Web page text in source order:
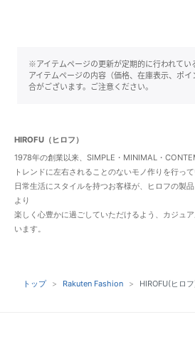
※アイテムページの更新が定期的に行われてい
アイテムページの内容（価格、在庫表示、ポ
合がございます。ご注意ください。
HIROFU（ヒロフ）
1978年の創業以来、SIMPLE・MINIMAL・
トレンドに左右されることのないモノ作りを行って
日常生活にスタイルを持つお客様が、ヒロフの製
より
楽しく心豊かに過ごしていただけるよう、カジュ
います。
トップ Rakuten Fashion HIROFU(ヒロ